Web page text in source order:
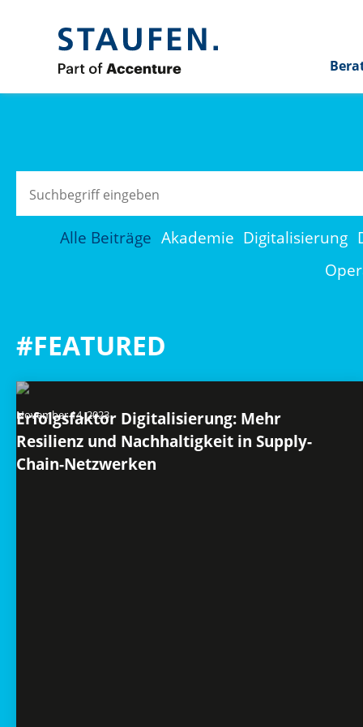
Alle Beiträge Akademie Digitalisierung
#FEATURED
November 14, 2023
Erfolgsfaktor Digitalisierung: Mehr
Resilienz und Nachhaltigkeit in Supply-
Chain-Netzwerken